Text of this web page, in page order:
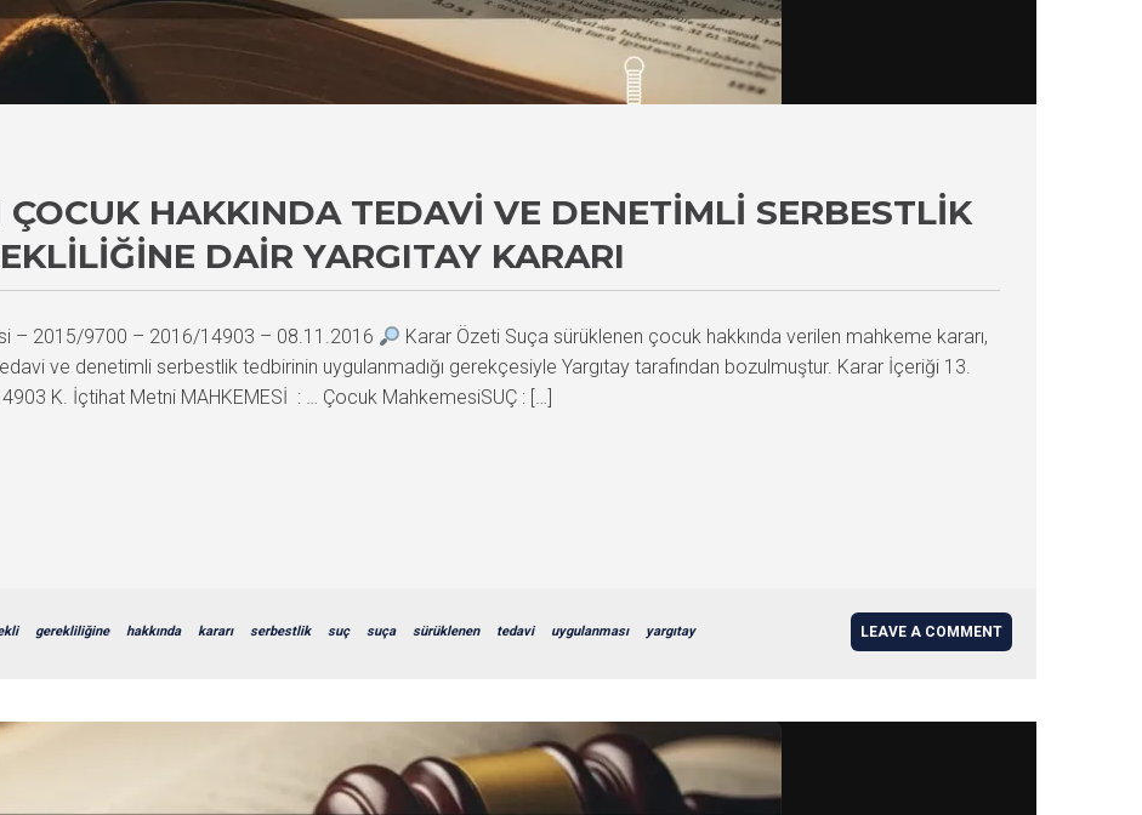
ÇOCUK HAKKINDA TEDAVI VE DENETIMLI SERBESTLIK
DAIR YARGITAY KARARI
– 2015/9700 – 2016/14903 – 08.11.2016
Karar Özeti Suça sürüklenen çocuk hakkında verilen mahkeme kararı,
ve denetimli serbestlik tedbirinin uygulanmadığı gerekçesiyle Yargıtay tarafından bozulmuştur. Karar İçeriği 13.
K. İçtihat Metni MAHKEMESİ : … Çocuk MahkemesiSUÇ : […]
gerekliliğine hakkında kararı serbestlik suç suça sürüklenen tedavi uygulanması yargıtay LEAVE A COMMENT